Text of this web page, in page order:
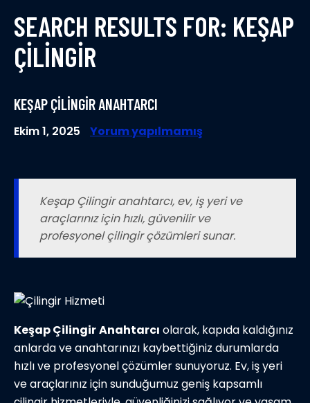
SEARCH RESULTS FOR: KEŞAP
ÇILINGIR
KEŞAP ÇILINGIR ANAHTARCI
Ekim 1, 2025 Yorum yapılmamış
Keşap Çilingir anahtarcı, ev, iş yeri ve
araçlarınız için hızlı, güvenilir ve
profesyonel çilingir çözümleri sunar.
Keşap ÇilingirAnahtarcı olarak, kapıda kaldığınız
anlarda ve anahtarınızı kaybettiğiniz durumlarda
hızlı ve profesyonel çözümler sunuyoruz. Ev, iş yeri
ve araçlarınız için sunduğumuz geniş kapsamlı